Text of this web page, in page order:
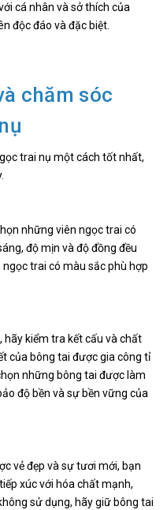
cá nhân và sở thích của
độc đáo và đặc biệt.
chăm sóc
trai nụ một cách tốt nhất,
những viên ngọc trai có
độ mịn và độ đồng đều
trai có màu sắc phù hợp
kiểm tra kết cấu và chất
của bông tai được gia công tỉ
những bông tai được làm
độ bền và sự bền vững của
vẻ đẹp và sự tươi mới, bạn
xúc với hóa chất mạnh,
sử dụng, hãy giữ bông tai